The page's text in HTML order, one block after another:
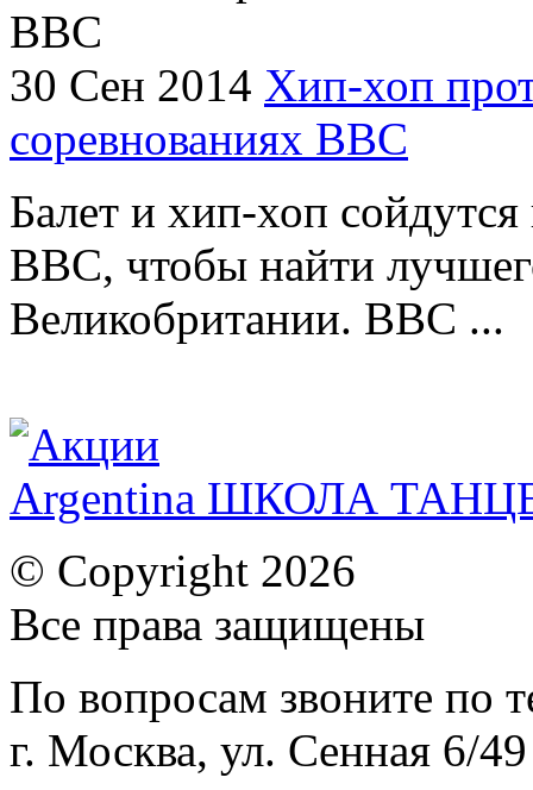
30 Сен 2014 Хип-хоп
соревнованиях ВВС
Балет и хип-хоп сойдутся
BBC, чтобы найти
Великобритании. BBC ...
Argentina ШКОЛА
© Copyright 2026
Все права защищены
По вопросам звоните по
г. Москва, ул. Сенная 6/49